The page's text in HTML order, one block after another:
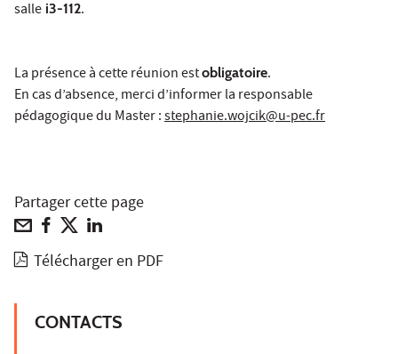
salle i3-112.
La présence à cette réunion estobligatoire.
En cas d’absence, merci d’informer la responsable
pédagogique du Master :stephanie.wojcik@u-pec.fr
Partager cette page
Télécharger en PDF
CONTACTS